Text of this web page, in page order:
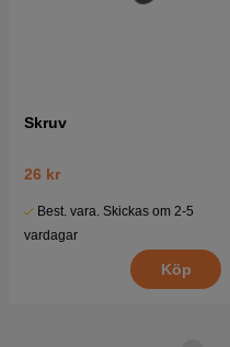
Skruv
26 kr
Best. vara. Skickas om 2-5
vardagar
Köp